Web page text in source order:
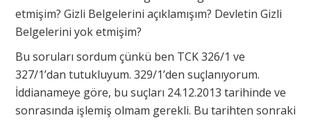
etmişim? Gizli Belgelerini açıklamışım? Devletin Gizli
Belgelerini yok etmişim?
Bu soruları sordum çünkü ben TCK 326/1 ve
327/1’dan tutukluyum. 329/1’den suçlanıyorum.
İddianameye göre, bu suçları 24.12.2013 tarihinde ve
sonrasında işlemiş olmam gerekli. Bu tarihten sonraki